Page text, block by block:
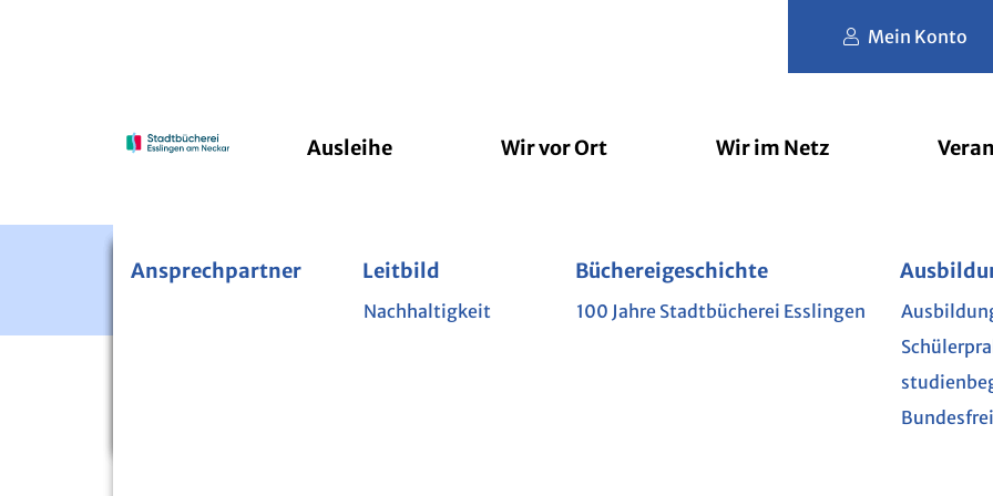
Mein Konto
Ausleihe
Nutzungs- und
Wir vor Ort
Bücherei im Pfleghof Kinderbibliothek
Über die Kinderbibliothek
Jugendbücherei Schule
Wir im Netz
24*7 Onleihe PressReader Filmfriend Brockhaus Phase
Erlesene Orte lesart
Ansprechpartner Leitbild
Nachhaltigkeit
Büchereigeschichte
100 Jahre Stadtbücherei Esslingen